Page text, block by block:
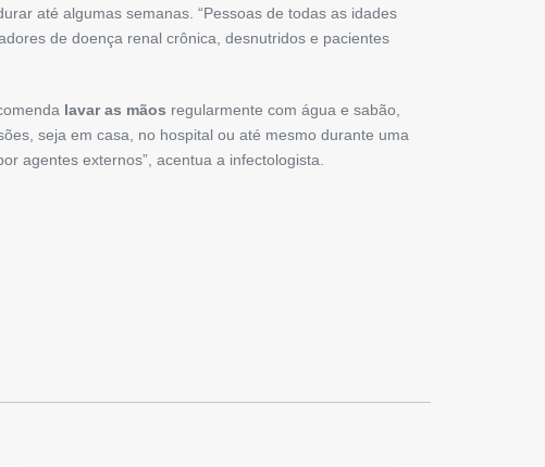
até algumas semanas. “Pessoas de todas as idades
de doença renal crônica, desnutridos e pacientes
lavar as mãos regularmente com água e sabão,
seja em casa, no hospital ou até mesmo durante uma
agentes externos”, acentua a infectologista.